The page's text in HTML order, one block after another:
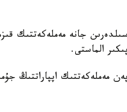
جانە مەملەكەتتىك
الماستى.
مەملەكەتتىك اپپاراتتىڭ